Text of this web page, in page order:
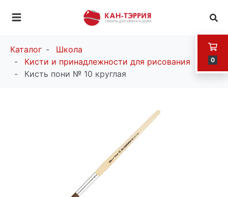
0
Каталог
Школа
Кисти и принадлежности для рисования
Кисть пони № 10 круглая